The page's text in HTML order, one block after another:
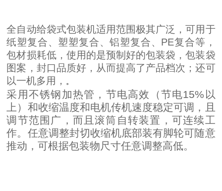
全自动给袋式包装机适用范围极其广泛，可用于
纸塑复合、塑塑复合、铝塑复合、PE复合等，
包材损耗低，使用的是预制好的包装袋，包装袋
图案，封口品质好，从而提高了产品档次；还可
以一机多用， 。
采用不锈钢加热管，节电高效（节电15%以
上）和收缩温度和电机传机速度稳定可调，且
调节范围广，而且滚筒自转装置，可连续工
作。任意调整封切收缩机底部装有脚轮可随意
推动，可根据包装物尺寸任意调整高低。